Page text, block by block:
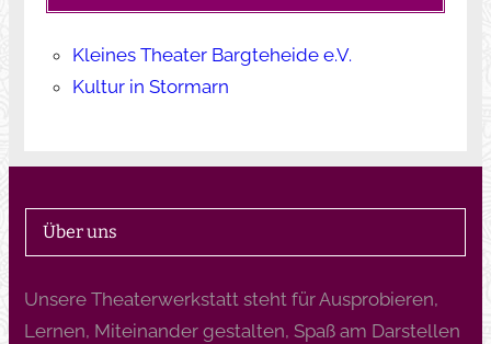
Kleines Theater Bargteheide e.V.
Kultur in Stormarn
Über uns
Unsere Theaterwerkstatt steht für Ausprobieren,
Lernen, Miteinander gestalten, Spaß am Darstellen